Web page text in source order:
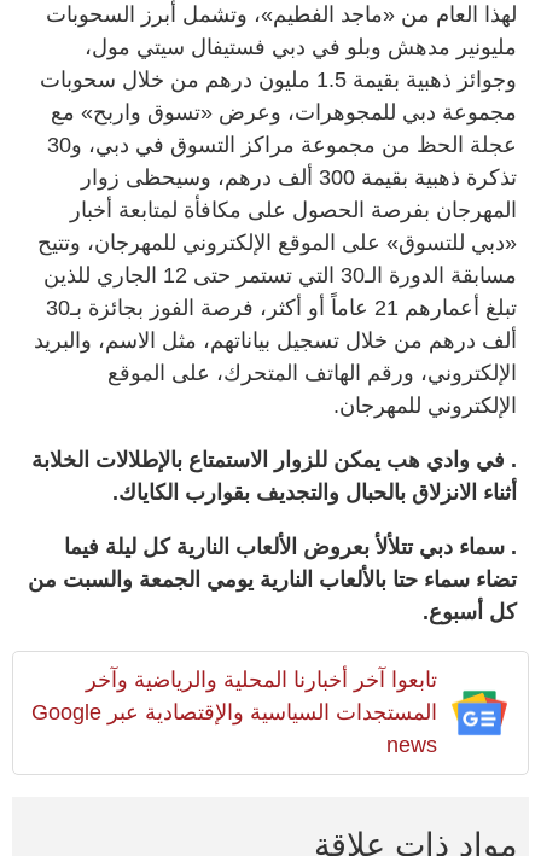
لهذا العام من «ماجد الفطيم»، وتشمل أبرز السحوبات
مليونير مدهش وبلو في دبي فستيفال سيتي مول،
وجوائز ذهبية بقيمة 1.5 مليون درهم من خلال سحوبات
مجموعة دبي للمجوهرات، وعرض «تسوق واربح» مع
عجلة الحظ من مجموعة مراكز التسوق في دبي، و30
تذكرة ذهبية بقيمة 300 ألف درهم، وسيحظى زوار
المهرجان بفرصة الحصول على مكافأة لمتابعة أخبار
«دبي للتسوق» على الموقع الإلكتروني للمهرجان، وتتيح
مسابقة الدورة الـ30 التي تستمر حتى 12 الجاري للذين
تبلغ أعمارهم 21 عاماً أو أكثر، فرصة الفوز بجائزة بـ30
ألف درهم من خلال تسجيل بياناتهم، مثل الاسم، والبريد
الإلكتروني، ورقم الهاتف المتحرك، على الموقع
الإلكتروني للمهرجان.
. في وادي هب يمكن للزوار الاستمتاع بالإطلالات الخلابة
أثناء الانزلاق بالحبال والتجديف بقوارب الكاياك.
. سماء دبي تتلألأ بعروض الألعاب النارية كل ليلة فيما
تضاء سماء حتا بالألعاب النارية يومي الجمعة والسبت من
كل أسبوع.
تابعوا آخر أخبارنا المحلية والرياضية وآخر
المستجدات السياسية والإقتصادية عبر Google
news
مواد ذات علاقة